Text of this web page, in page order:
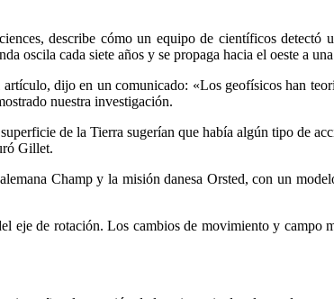
describe cómo un equipo de científicos
oscila cada siete años y se propaga hacia el oeste a
dijo en un comunicado: «Los geofísicos han
nuestra investigación.
de la Tierra sugerían que había algún tipo de
Gillet.
Champ y la misión danesa Orsted, con un
eje de rotación. Los cambios de movimiento y campo